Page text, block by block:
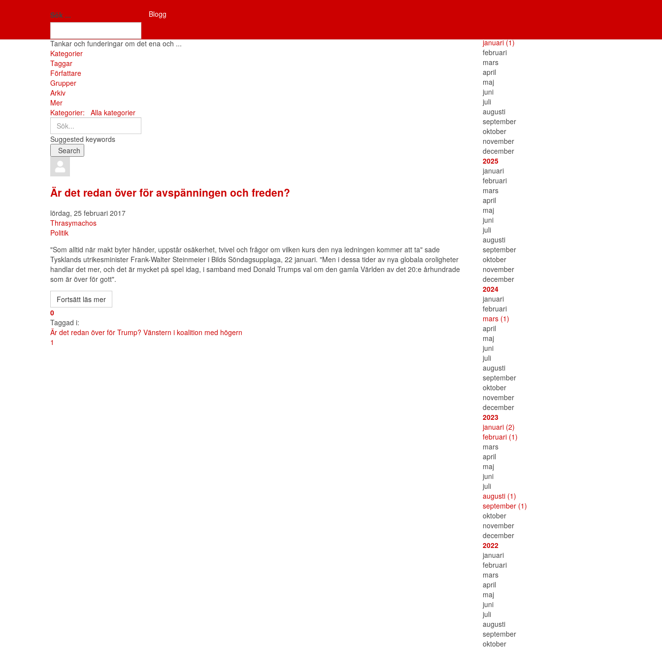
Sök ...
Blogg
Fria tankar
Tankar och funderingar om det ena och ...
Hem
Kategorier
Taggar
Författare
Grupper
Arkiv
Mer
Kategorier:
Alla kategorierSök...
Suggested keywords
Search
Search
Prenumerera
på
Avsluta
prenumeration
blogg
Sign
In
Är det redan över för avspänningen och freden?
lördag, 25 februari 2017
Thrasymachos
Politik
"Som alltid när makt byter händer, uppstår osäkerhet, tvivel och frågor om vilken kurs den nya ledningen kommer att ta" sade
Tysklands utrikesminister Frank-Walter Steinmeier i Bilds Söndagsupplaga, 22 januari. "Men i dessa tider av nya globala oroligheter
handlar det mer, och det är mycket på spel idag, i samband med Donald Trumps val om den gamla Världen av det 20:e århundrade
som är över för gott".
Fortsätt läs mer
0
Taggad i:
Är det redan över för Trump? Vänstern i koalition med högern
First
Previous
1
januari(1)
februari
mars
april
maj
juni
juli
augusti
september
oktober
november
december
2025
januari
februari
mars
april
maj
juni
juli
augusti
september
oktober
november
december
2024
januari
februari
mars (1)
april
maj
juni
juli
augusti
september
oktober
november
december
2023
januari (2)
februari (1)
mars
april
maj
juni
juli
augusti (1)
september (1)
oktober
november
december
2022
januari
februari
mars
april
maj
juni
juli
augusti
september
oktober